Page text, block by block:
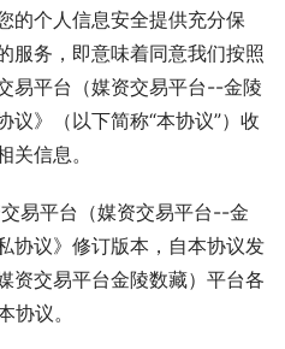
的个人信息安全提供充分保
服务，即意味着同意我们按照
易平台（媒资交易平台--金陵
议》（以下简称“本协议”）收
信息。
易平台（媒资交易平台--金
协议》修订版本，自本协议发
资交易平台金陵数藏）平台各
协议。